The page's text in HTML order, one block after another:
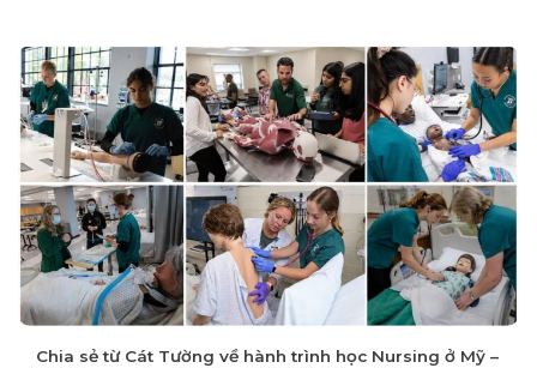
Chia sẻ từ Cát Tường về hành trình du học Nursing –
P.1: Vì sao chọn Mỹ và cách chuẩn bị?